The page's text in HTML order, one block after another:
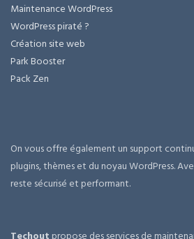
Maintenance WordPress
WordPress piraté ?
Création site web
Park Booster
Pack Zen
On vous offre également un support
plugins, thèmes et du noyau WordPress.
reste sécurisé et performant.